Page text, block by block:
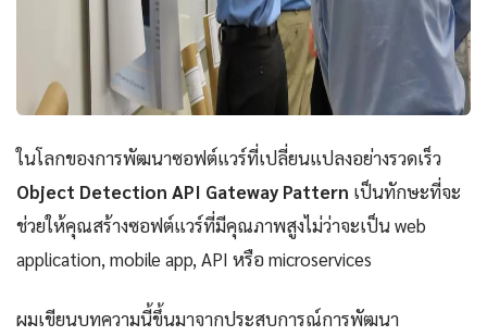
ในโลกของการพัฒนาซอฟต์แวร์ที่เปลี่ยนแปลงอย่างรวดเร็ว
Object Detection API Gateway Pattern เป็นทักษะที่จะ
ช่วยให้คุณสร้างซอฟต์แวร์ที่มีคุณภาพสูงไม่ว่าจะเป็น web
application, mobile app, API หรือ microservices
ผมเขียนบทความนี้ขึ้นมาจากประสบการณ์การพัฒนา